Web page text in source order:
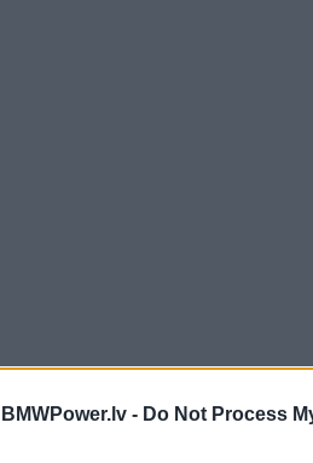
BMWPower.lv - Do Not Process